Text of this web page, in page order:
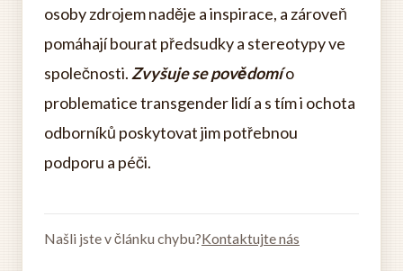
osoby zdrojem naděje a inspirace, a zároveň
pomáhají bourat předsudky a stereotypy ve
společnosti. Zvyšuje se povědomío
problematice transgender lidí a s tím i ochota
odborníků poskytovat jim potřebnou
podporu a péči.
Našli jste v článku chybu?Kontaktujte nás